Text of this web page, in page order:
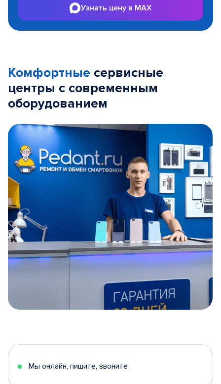
Узнать цену в MAX
Комфортные сервисные
центры с современным
оборудованием
5
Мы онлайн, пишите, звоните